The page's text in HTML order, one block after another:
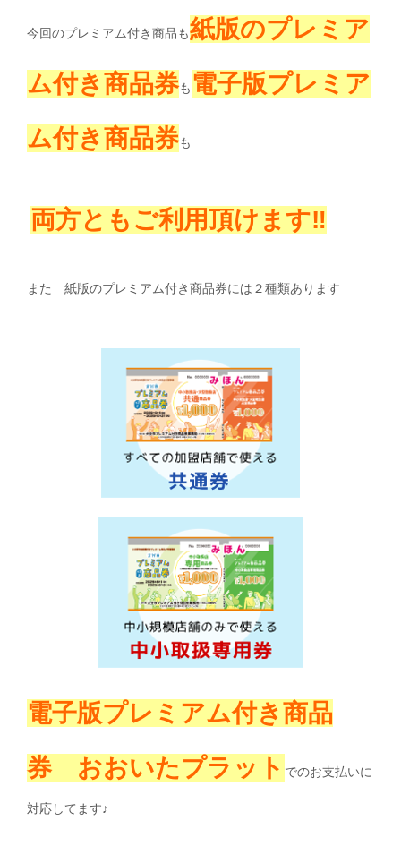
今回のプレミアム付き商品も紙版のプレミア
ム付き商品券も 電子版プレミア
ム付き商品券も
両方ともご利用頂けます‼
また 紙版のプレミアム付き商品券には２種類あります
電子版プレミアム付き商品
券 おおいたプラット でのお支払いに
対応してます♪